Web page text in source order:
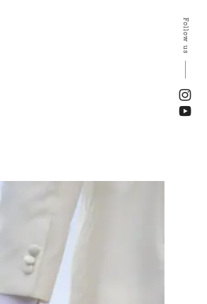
Follow us